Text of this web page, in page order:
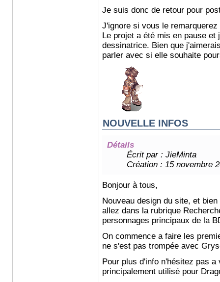
Je suis donc de retour pour
J'ignore si vous le
Le projet a été mis en pause
dessinatrice. Bien que
parler avec si elle souhaite
NOUVELLE INFOS
Détails
Écrit par : JieMinta
Création : 15 novembre
Bonjour à tous,
Nouveau design du site, et
allez dans la rubrique
personnages principaux de la
On commence a faire les
ne s'est pas trompée avec
Pour plus d'info n'hésitez pas
principalement utilisé pour